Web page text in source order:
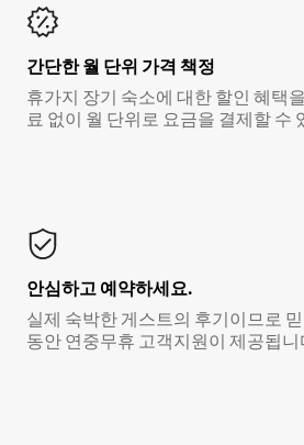
간단한 월 단위 가격 책정
휴가지 장기 숙소에 대한 할인 혜택
료 없이 월 단위로 요금을 결제할 수
안심하고 예약하세요.
실제 숙박한 게스트의 후기이므로
동안 연중무휴 고객지원이 제공됩니